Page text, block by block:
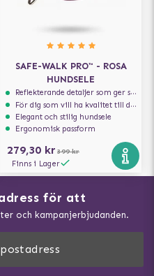
SAFE-WALK PRO™ - ROSA
HUNDSELE
Reflekterande detaljer som ger synlighet i svagt ljus
För dig som vill ha kvalitet till din hund!
Elegant och stilig hundsele
Ergonomisk passform
279,30 kr 399 kr
Finns i Lager
för att
och kampanjerbjudanden.